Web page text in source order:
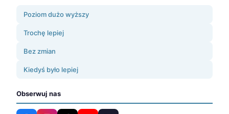
Poziom dużo wyższy
Trochę lepiej
Bez zmian
Kiedyś było lepiej
Obserwuj nas